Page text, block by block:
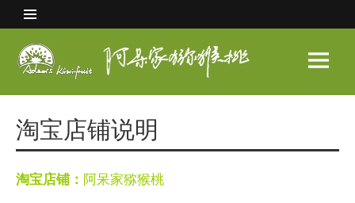
content
阿呆
家猕
淘宝店铺说明
淘宝店铺： 阿呆家猕猴桃